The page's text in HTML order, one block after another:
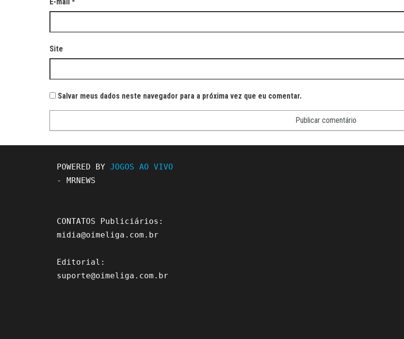
Site
Salvar meus dados neste navegador para a próxima vez que eu comentar.
POWERED BY JOGOS AO VIVO
- MRNEWS
midia@oimeliga.com.br
suporte@oimeliga.com.br